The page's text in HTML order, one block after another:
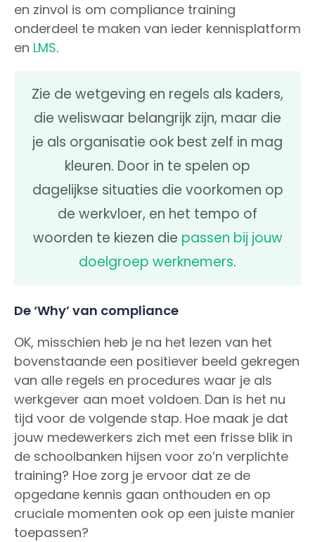
en zinvol is om compliance training
onderdeel te maken van ieder kennisplatform
en LMS.
Zie de wetgeving en regels als kaders,
die weliswaar belangrijk zijn, maar die
je als organisatie ook best zelf in mag
kleuren. Door in te spelen op
dagelijkse situaties die voorkomen op
de werkvloer, en het tempo of
woorden te kiezen die passen bij jouw
doelgroep werknemers.
De ‘Why’ van compliance
OK, misschien heb je na het lezen van het
bovenstaande een positiever beeld gekregen
van alle regels en procedures waar je als
werkgever aan moet voldoen. Dan is het nu
tijd voor de volgende stap. Hoe maak je dat
jouw medewerkers zich met een frisse blik in
de schoolbanken hijsen voor zo’n verplichte
training? Hoe zorg je ervoor dat ze de
opgedane kennis gaan onthouden en op
cruciale momenten ook op een juiste manier
toepassen?